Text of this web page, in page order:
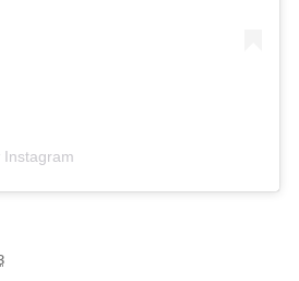
Instagram